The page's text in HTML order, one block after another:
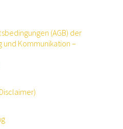
(AGB) der
und Kommunikation –